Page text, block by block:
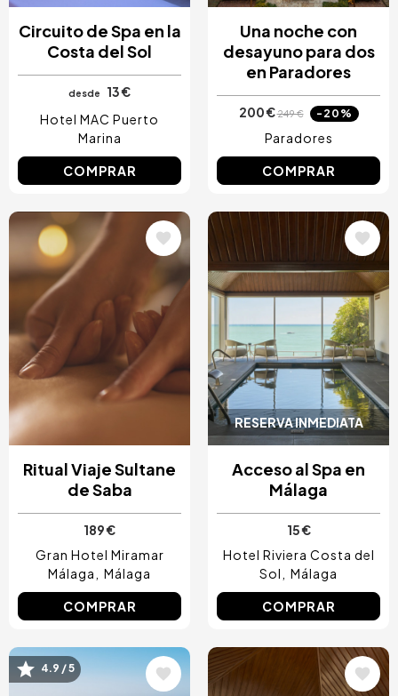
Circuito de Spa en la
Costa del Sol
desde
13 €
Hotel MAC Puerto
Marina
COMPRAR
Una noche con
desayuno para dos
en Paradores
200 €249 € -20%
Paradores
COMPRAR
Image
Ritual Viaje Sultane
de Saba
189 €
Gran Hotel Miramar
Málaga
Málaga
COMPRAR
RESERVA INMEDIATA
Image
Acceso al Spa en
Málaga
15 €
Hotel Riviera Costa del
Sol
Málaga
COMPRAR
Image
4.9 / 5 Image